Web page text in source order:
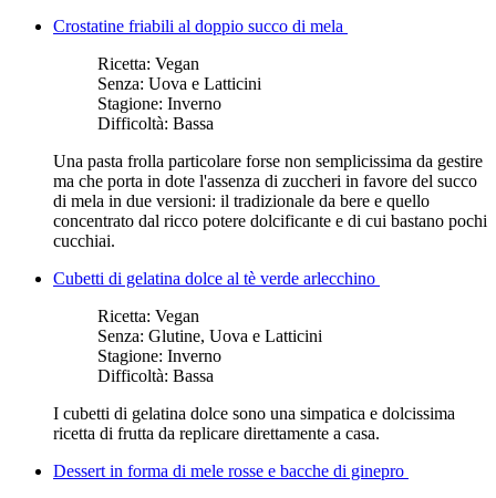
Crostatine friabili al doppio succo di mela
Ricetta: Vegan
Senza: Uova e Latticini
Stagione: Inverno
Difficoltà: Bassa
Una pasta frolla particolare forse non semplicissima da gestire
ma che porta in dote l'assenza di zuccheri in favore del succo
di mela in due versioni: il tradizionale da bere e quello
concentrato dal ricco potere dolcificante e di cui bastano pochi
cucchiai.
Cubetti di gelatina dolce al tè verde arlecchino
Ricetta: Vegan
Senza: Glutine, Uova e Latticini
Stagione: Inverno
Difficoltà: Bassa
I cubetti di gelatina dolce sono una simpatica e dolcissima
ricetta di frutta da replicare direttamente a casa.
Dessert in forma di mele rosse e bacche di ginepro